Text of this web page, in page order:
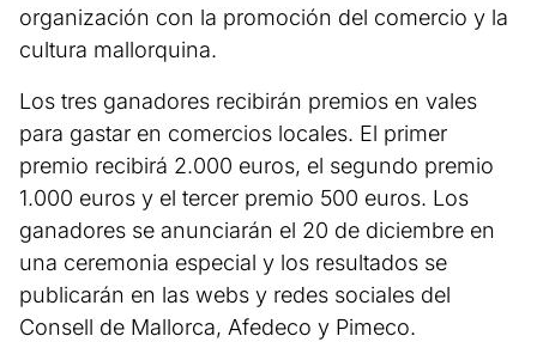
organización con la promoción del comercio y la
cultura mallorquina.
Los tres ganadores recibirán premios en vales
para gastar en comercios locales. El primer
premio recibirá 2.000 euros, el segundo premio
1.000 euros y el tercer premio 500 euros. Los
ganadores se anunciarán el 20 de diciembre en
una ceremonia especial y los resultados se
publicarán en las webs y redes sociales del
Consell de Mallorca, Afedeco y Pimeco.